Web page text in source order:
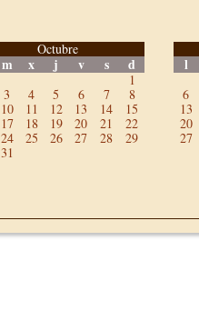
Octubre
m x j v s d
1
3 4 5 6 7
8
10 11 12 13 14
15
17 18 19 20 21
22
24 25 26 27 28
29
31
l
6
13
20
27